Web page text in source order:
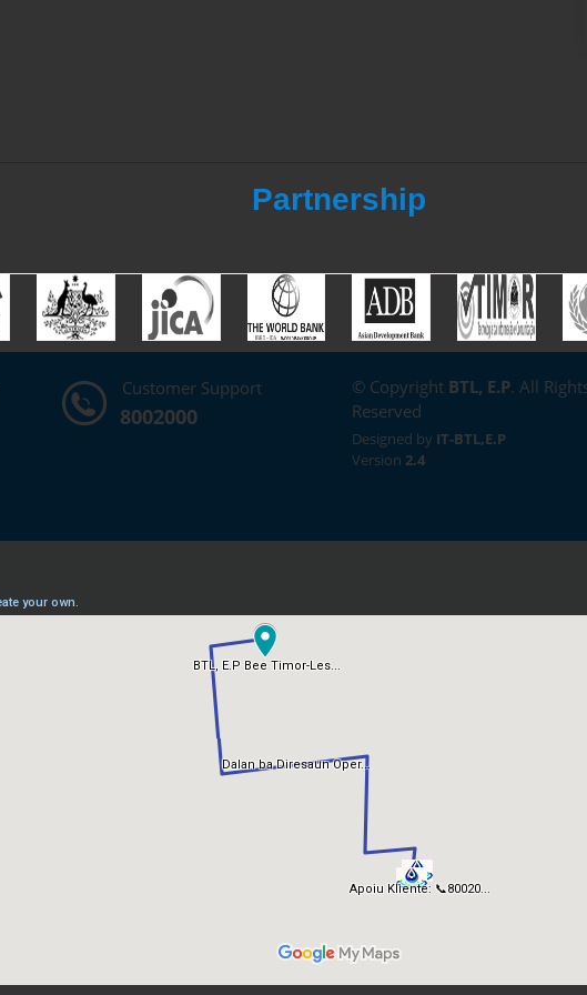
Partnership
Customer Support
8002000
© Copyright BTL, E.P. All
Reserved
Designed by IT-BTL,E.P
Version 2.4